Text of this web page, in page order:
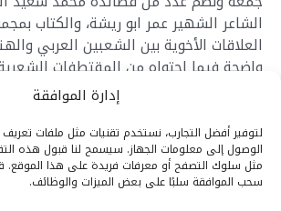
إدارة الموافقة
لتوفير أفضل التجارب، نستخدم تقنيات مثل ملفات تعريف
الوصول إلى معلومات الجهاز. سيسمح لنا قبول هذه
مثل سلوك التصفح أو معرفات فريدة على هذا الموقع.
سحب الموافقة سلبًا على بعض الميزات والوظائف.
الشاعر الشهير عمر ابو ريشة، والكتاب
العلاقات الأخوية بين الشعبين العربي
واضحة فيما احتواه من المقتطفات
تعكس كالمرآة الصافية ما يعْتَمِلُ من ودِّ
والهنود في مُهج ومشاعر شعراء عرب
وجميعهم يشيدون فيها بعمق العلاقات
ويكيلون الثناء للشعب الهندي الصديق
ورموزه الوطنية.